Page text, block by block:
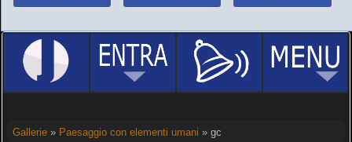
Gallerie» Paesaggio con elementi umani » gc